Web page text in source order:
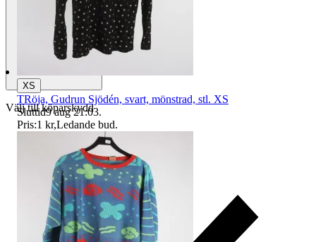
Välj till köparskydd
XS
TRöja, Gudrun Sjödén, svart, mönstrad, stl. XS
Sluttid9 aug 21:03.
Pris:1 kr,Ledande bud.